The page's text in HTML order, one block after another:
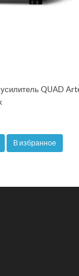
QUAD
В избранное